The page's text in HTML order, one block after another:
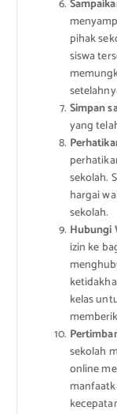
pihak
siswa
Simpan
yang
sekolah.
hargai
sekolah.
Hubungi
izin ke
kelas
sekolah
online